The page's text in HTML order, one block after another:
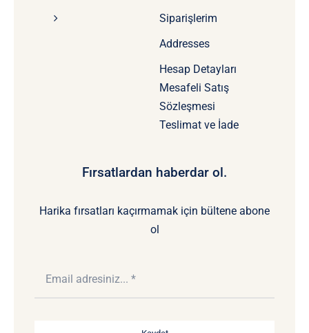
Siparişlerim
Addresses
Hesap Detayları
Mesafeli Satış
Sözleşmesi
Teslimat ve İade
Fırsatlardan haberdar ol.
Harika fırsatları kaçırmamak için bültene abone
ol